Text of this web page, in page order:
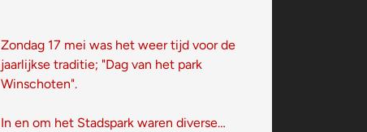
Zondag 17 mei was het weer tijd voor de
jaarlijkse traditie; "Dag van het park
Winschoten".
In en om het Stadspark waren diverse…